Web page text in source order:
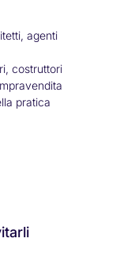
agenti
costruttori
pratica